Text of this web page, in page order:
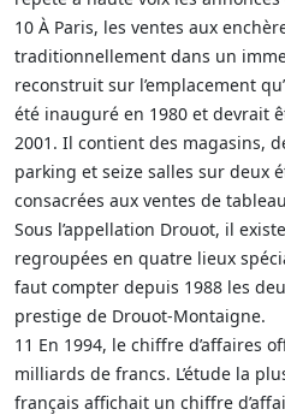
10 À Paris, les ventes aux
traditionnellement dans un
reconstruit sur l’emplacement
été inauguré en 1980 et devrait
2001. Il contient des magasins,
parking et seize salles sur deux
consacrées aux ventes de
Sous l’appellation Drouot, il
regroupées en quatre lieux
faut compter depuis 1988 les
prestige de Drouot-Montaigne.
11 En 1994, le chiffre d’affaires
milliards de francs. L’étude la
français affichait un chiffre